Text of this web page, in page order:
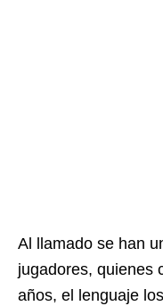
Al llamado se han
jugadores, quienes
años, el lenguaje